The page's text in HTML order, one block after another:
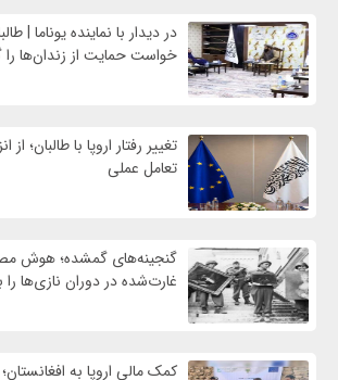
در دیدار با نماینده یوناما |
خواست حمایت از زندان‌ها
تغییر رفتار اروپا با طالبان؛
تعامل عملی
گنجینه‌های گمشده؛ هوش
غارت‌شده در دوران نازی‌ها را